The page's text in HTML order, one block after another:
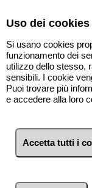
Indietro
Uso dei cookies
Si usano cookies
funzionamento dei
utilizzo dello stesso,
sensibili. I cookie
Puoi trovare più
e accedere alla loro
Accetta tutti i